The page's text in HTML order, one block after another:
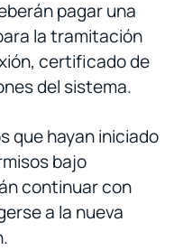
pagar una
la tramitación
certificado de
del sistema.
que hayan iniciado
bajo
continuar con
a la nueva